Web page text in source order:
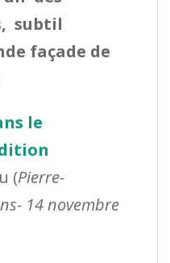
subtil
façade de
le
(Pierre-
14 novembre